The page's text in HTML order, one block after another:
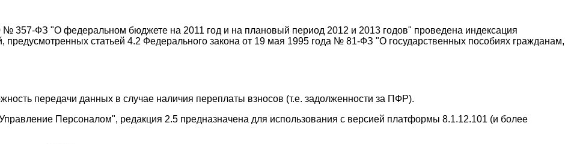
№ 357-ФЗ "О федеральном бюджете на 2011 год и на плановый период 2012 и 2013 годов" проведена индексация
статьей 4.2 Федерального закона от 19 мая 1995 года № 81-ФЗ "О государственных пособиях гражданам,
передачи данных в случае наличия переплаты взносов (т.е. задолженности за ПФР).
Персоналом", редакция 2.5 предназначена для использования с версией платформы 8.1.12.101 (и более